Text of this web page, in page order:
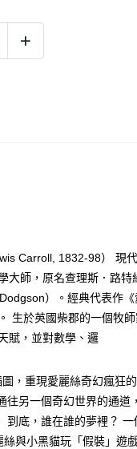
含以上)免運費
含以上)免運費
Carroll, 1832-98） 現
大師，原名查理斯．路特
）。經典代表作
生於英國柴郡的一個牧
賦，並對數學、邏
，重現愛麗絲奇幻瘋狂
往另一個奇幻世界的通道
到底，誰在誰的夢裡？ 一
與小黑貓玩「假裝」遊